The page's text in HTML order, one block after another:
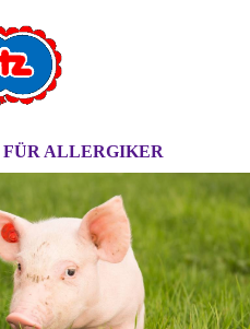
FÜR ALLERGIKER